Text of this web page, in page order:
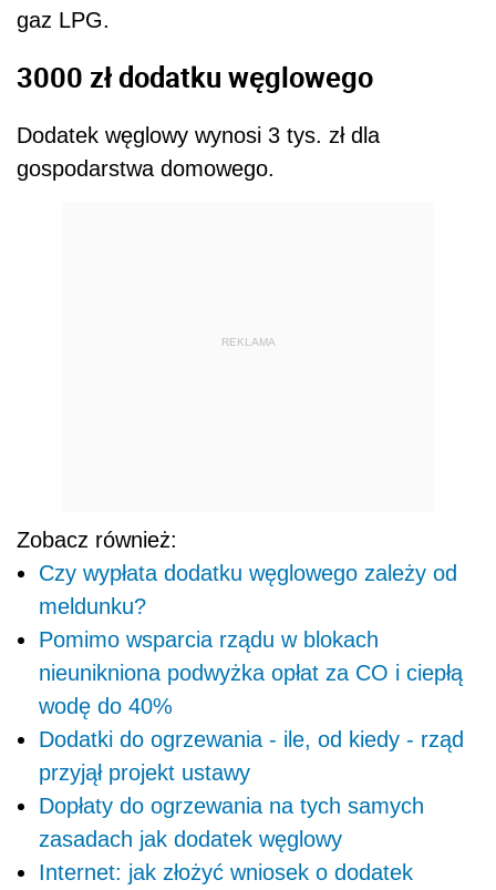
gaz LPG.
3000 zł dodatku węglowego
Dodatek węglowy wynosi 3 tys. zł dla
gospodarstwa domowego.
REKLAMA
Zobacz również:
Czy wypłata dodatku węglowego zależy od
meldunku?
Pomimo wsparcia rządu w blokach
nieunikniona podwyżka opłat za CO i ciepłą
wodę do 40%
Dodatki do ogrzewania - ile, od kiedy - rząd
przyjął projekt ustawy
Dopłaty do ogrzewania na tych samych
zasadach jak dodatek węglowy
Internet: jak złożyć wniosek o dodatek